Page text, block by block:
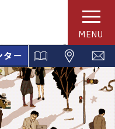
MENU
ター